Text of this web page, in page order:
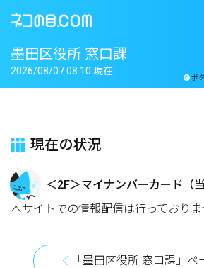
墨田区役所 窓口課
ボ
2026/08/07 08:10 現在
現在の状況
＜2F＞マイナンバーカード（当
本サイトでの情報配信は行っておりま
「墨田区役所 窓口課」ペ